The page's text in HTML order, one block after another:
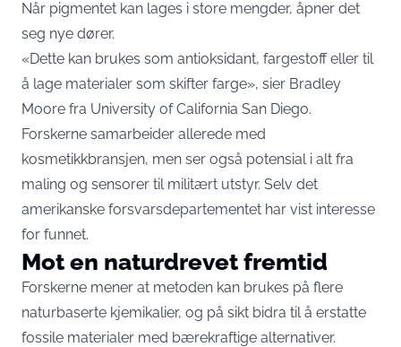
Når pigmentet kan lages i store mengder, åpner det
seg nye dører.
«Dette kan brukes som antioksidant, fargestoff eller til
å lage materialer som skifter farge», sier Bradley
Moore fra University of California San Diego.
Forskerne samarbeider allerede med
kosmetikkbransjen, men ser også potensial i alt fra
maling og sensorer til militært utstyr. Selv det
amerikanske forsvarsdepartementet har vist interesse
for funnet.
Mot en naturdrevet fremtid
Forskerne mener at metoden kan brukes på flere
naturbaserte kjemikalier, og på sikt bidra til å erstatte
fossile materialer med bærekraftige alternativer.